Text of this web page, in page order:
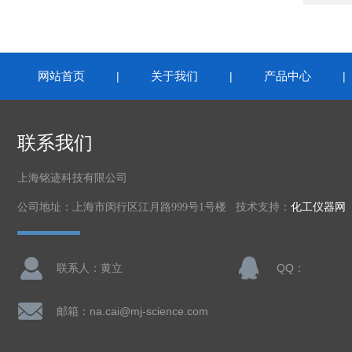
网站首页 | 关于我们 | 产品中心 |
联系我们
上海铭迹科技有限公司
公司地址：上海市闵行区江月路999号1号楼 技术支持： 化工仪器网
联系人：黄立 QQ：
邮箱：na.cai@mj-science.com